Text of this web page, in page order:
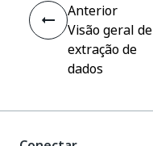
Anterior
Visão geral de
extração de
dados